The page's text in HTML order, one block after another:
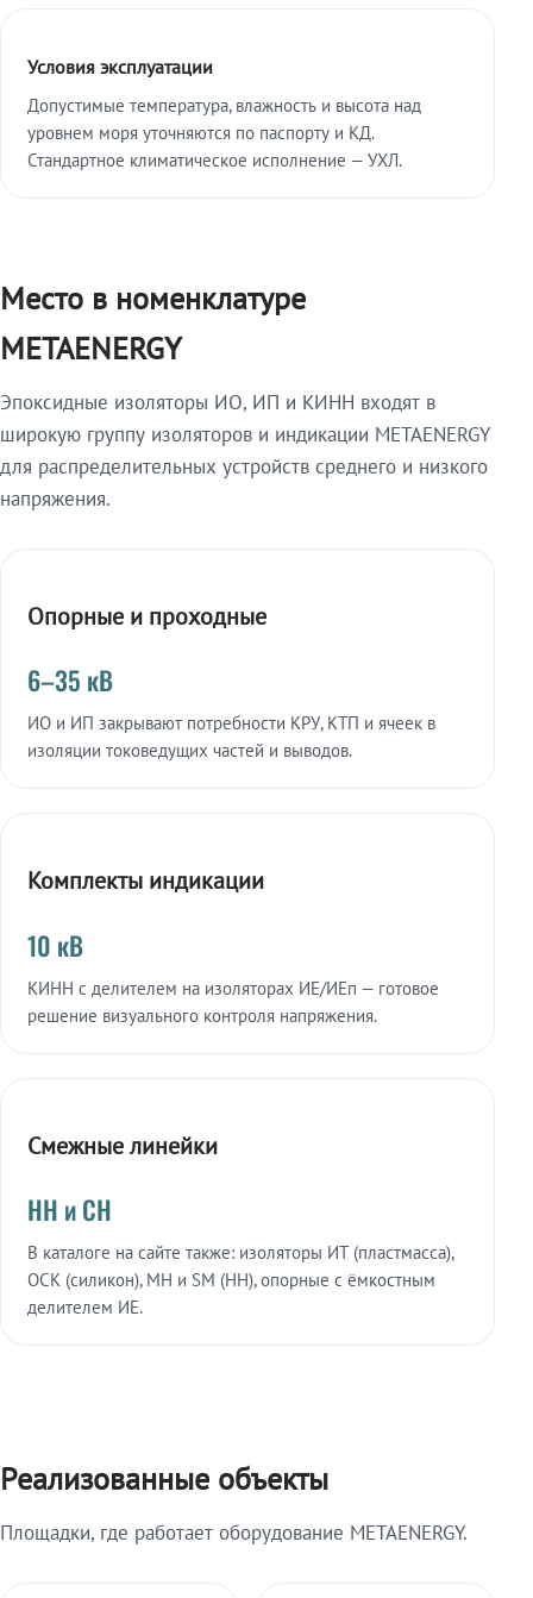
Условия эксплуатации
Допустимые температура, влажность и высота над
уровнем моря уточняются по паспорту и КД.
Стандартное климатическое исполнение — УХЛ.
Место в номенклатуре
METAENERGY
Эпоксидные изоляторы ИО, ИП и КИНН входят в
широкую группу изоляторов и индикации METAENERGY
для распределительных устройств среднего и низкого
напряжения.
Опорные и проходные
6–35 кВ
ИО и ИП закрывают потребности КРУ, КТП и ячеек в
изоляции токоведущих частей и выводов.
Комплекты индикации
10 кВ
КИНН с делителем на изоляторах ИЕ/ИЕп — готовое
решение визуального контроля напряжения.
Смежные линейки
НН и СН
В каталоге на сайте также: изоляторы ИТ (пластмасса),
ОСК (силикон), МН и SM (НН), опорные с ёмкостным
делителем ИЕ.
Реализованные объекты
Площадки, где работает оборудование METAENERGY.